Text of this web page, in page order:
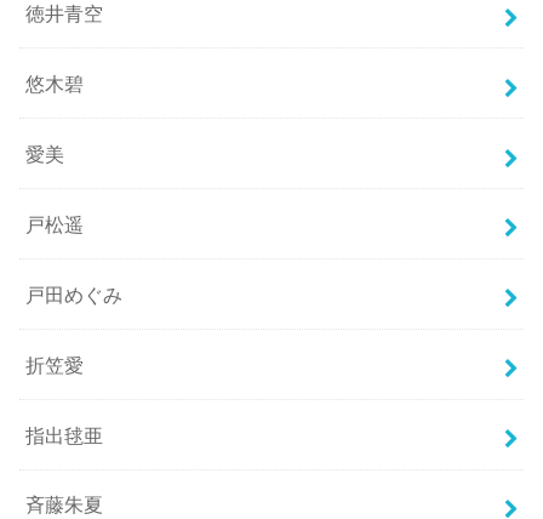
徳井青空
悠木碧
愛美
戸松遥
戸田めぐみ
折笠愛
指出毬亜
斉藤朱夏